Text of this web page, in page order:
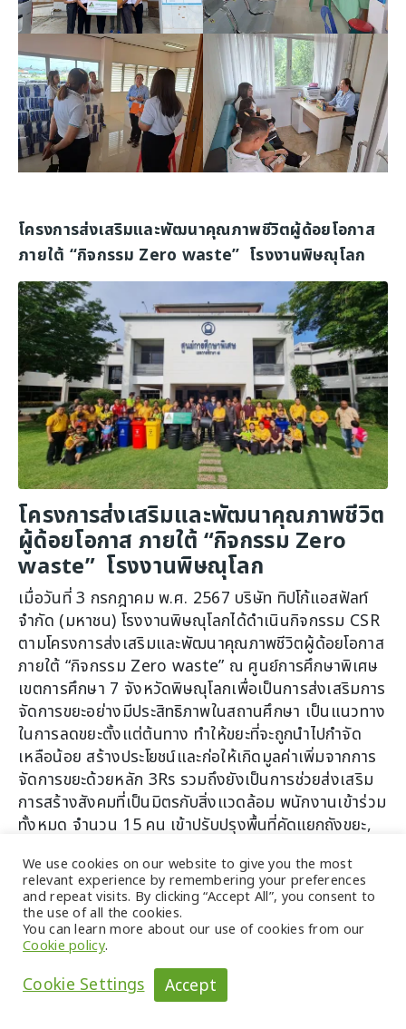
โครงการส่งเสริมและพัฒนาคุณภาพชีวิตผู้ด้อยโอกาส
ภายใต้ “กิจกรรม Zero waste” โรงงานพิษณุโลก
โครงการส่งเสริมและพัฒนาคุณภาพชีวิต
ผู้ด้อยโอกาส ภายใต้ “กิจกรรม Zero
waste” โรงงานพิษณุโลก
เมื่อวันที่ 3 กรกฎาคม พ.ศ. 2567 บริษัท ทิปโก้แอสฟัลท์
จำกัด (มหาชน) โรงงานพิษณุโลกได้ดำเนินกิจกรรม CSR
ตามโครงการส่งเสริมและพัฒนาคุณภาพชีวิตผู้ด้อยโอกาส
ภายใต้ “กิจกรรม Zero waste” ณ ศูนย์การศึกษาพิเศษ
เขตการศึกษา 7 จังหวัดพิษณุโลกเพื่อเป็นการส่งเสริมการ
จัดการขยะอย่างมีประสิทธิภาพในสถานศึกษา เป็นแนวทาง
ในการลดขยะตั้งแต่ต้นทาง ทำให้ขยะที่จะถูกนำไปกำจัด
เหลือน้อย สร้างประโยชน์และก่อให้เกิดมูลค่าเพิ่มจากการ
จัดการขยะด้วยหลัก 3Rs รวมถึงยังเป็นการช่วยส่งเสริม
การสร้างสังคมที่เป็นมิตรกับสิ่งแวดล้อม พนักงานเข้าร่วม
ทั้งหมด จำนวน 15 คน เข้าปรับปรุงพื้นที่คัดแยกถังขยะ,
ทั้งนี้ ทางโรงงานพิษณุโลกได้สนับสนุนมอบ ถังขยะเปียก
จำนวน 12 ถัง, ถังขยะทั่วไป จำนวน 2 ถัง, ถังขยะรีไซเคิล
จำนวน 2 ถัง และ ถังขยะอันตราย จำนวน 2 ถัง โครงการ
นี้เป็นโครงการต่อเนื่อง ซึ่งอยู่ระหว่างดำเนินการ มีความ
คืบหน้า 50%
We use cookies on our website to give you the most
relevant experience by remembering your preferences
and repeat visits. By clicking “Accept All”, you consent to
the use of all the cookies.
You can learn more about our use of cookies from our
Cookie policy.
Cookie Settings Accept